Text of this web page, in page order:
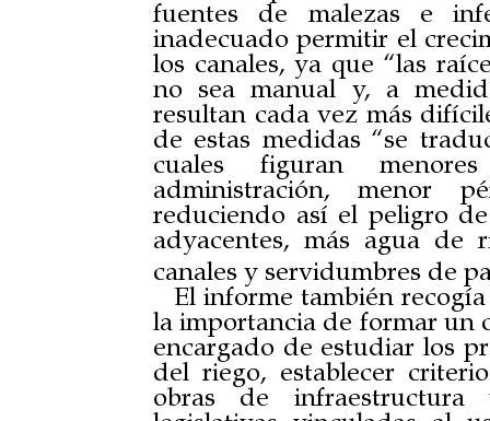
fuentes de malezas e
inadecuado permitir el
los canales, ya que “las
no sea manual y, a
resultan cada vez más
de estas medidas “se
cuales figuran
administración, menor
reduciendo así el peligro
adyacentes, más agua de
canales y servidumbres de
El informe también
la importancia de formar un
encargado de estudiar los
del riego, establecer
obras de